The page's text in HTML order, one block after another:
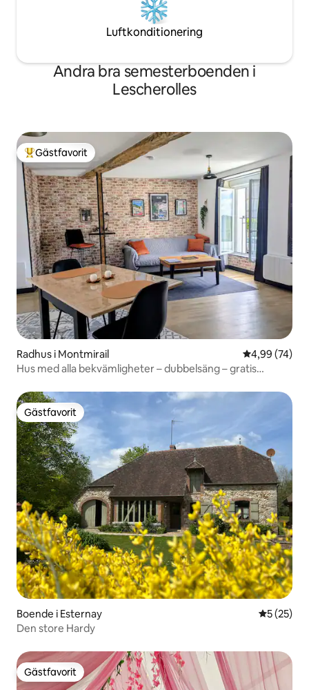
Luftkonditionering
Andra bra semesterboenden i
Lescherolles
Populär gästfavorit
Gästfavorit
Radhus i Montmirail 4,99 av 5 i
4,99 (74)
Hus med alla bekvämligheter – dubbelsäng – gratis
Gästfavorit
Gästfavorit
Boende i Esternay 5 av 5 i
5 (25)
Den store Hardy
Gästfavorit
Gästfavorit